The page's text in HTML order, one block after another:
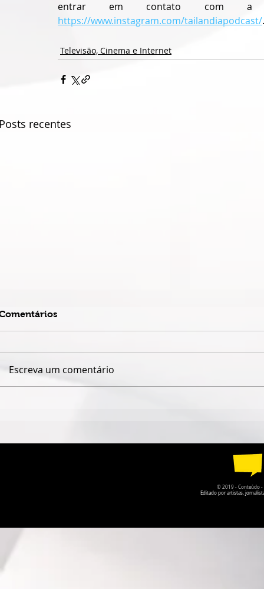
https://www.instagram.com/tailandiapodcast/.
Televisão, Cinema e Internet
recentes
DA PRÓPRIA HISTÓRIA
Escreva um comentário
© 2019 - Conteúdo -
Editado por artistas,